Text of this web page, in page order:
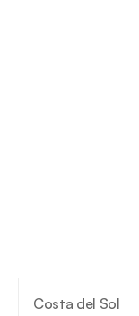
Costa del Sol